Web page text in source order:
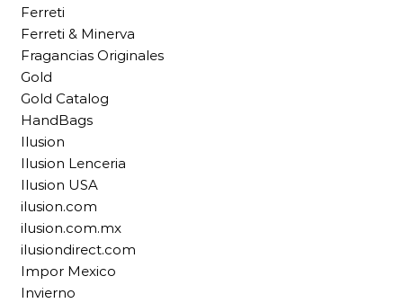
Ferreti
Ferreti & Minerva
Fragancias Originales
Gold
Gold Catalog
HandBags
Ilusion
Ilusion Lenceria
Ilusion USA
ilusion.com
ilusion.com.mx
ilusiondirect.com
Impor Mexico
Invierno